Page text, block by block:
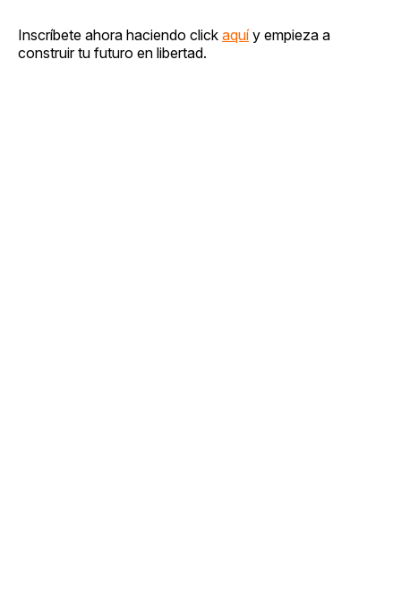
Inscríbete ahora haciendo click aquíy empieza a
construir tu futuro en libertad.